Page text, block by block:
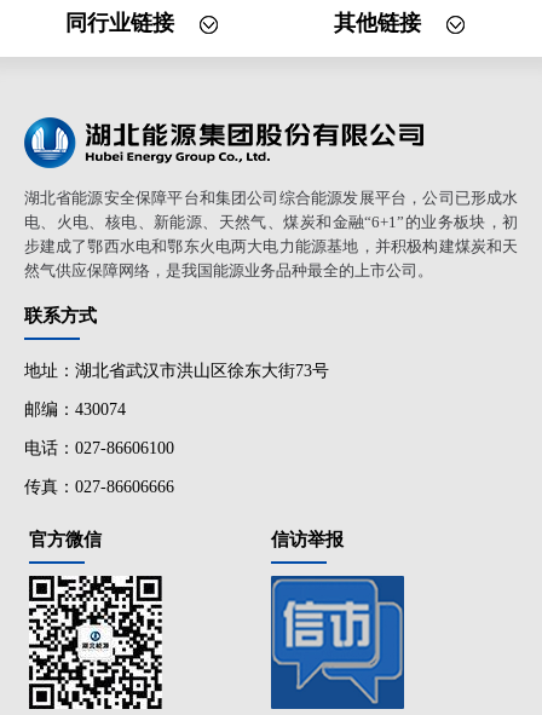
同行业链接 其他链接
湖北省能源安全保障平台和集团公司综合能源发展平台，公司已形成水
电、火电、核电、新能源、天然气、煤炭和金融“6+1”的业务板块，初
步建成了鄂西水电和鄂东火电两大电力能源基地，并积极构建煤炭和天
然气供应保障网络，是我国能源业务品种最全的上市公司。
联系方式
地址：湖北省武汉市洪山区徐东大街73号
邮编：430074
电话：027-86606100
传真：027-86606666
官方微信 信访举报